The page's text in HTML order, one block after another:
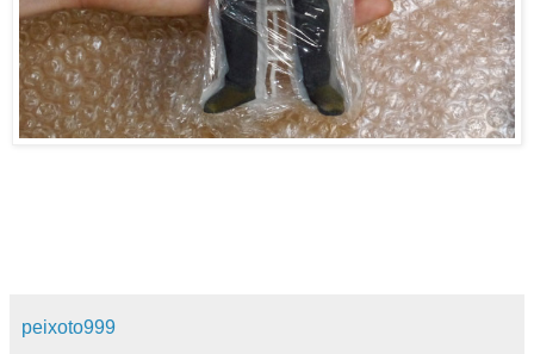
peixoto999